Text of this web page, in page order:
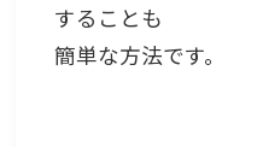
することも
簡単な方法です。